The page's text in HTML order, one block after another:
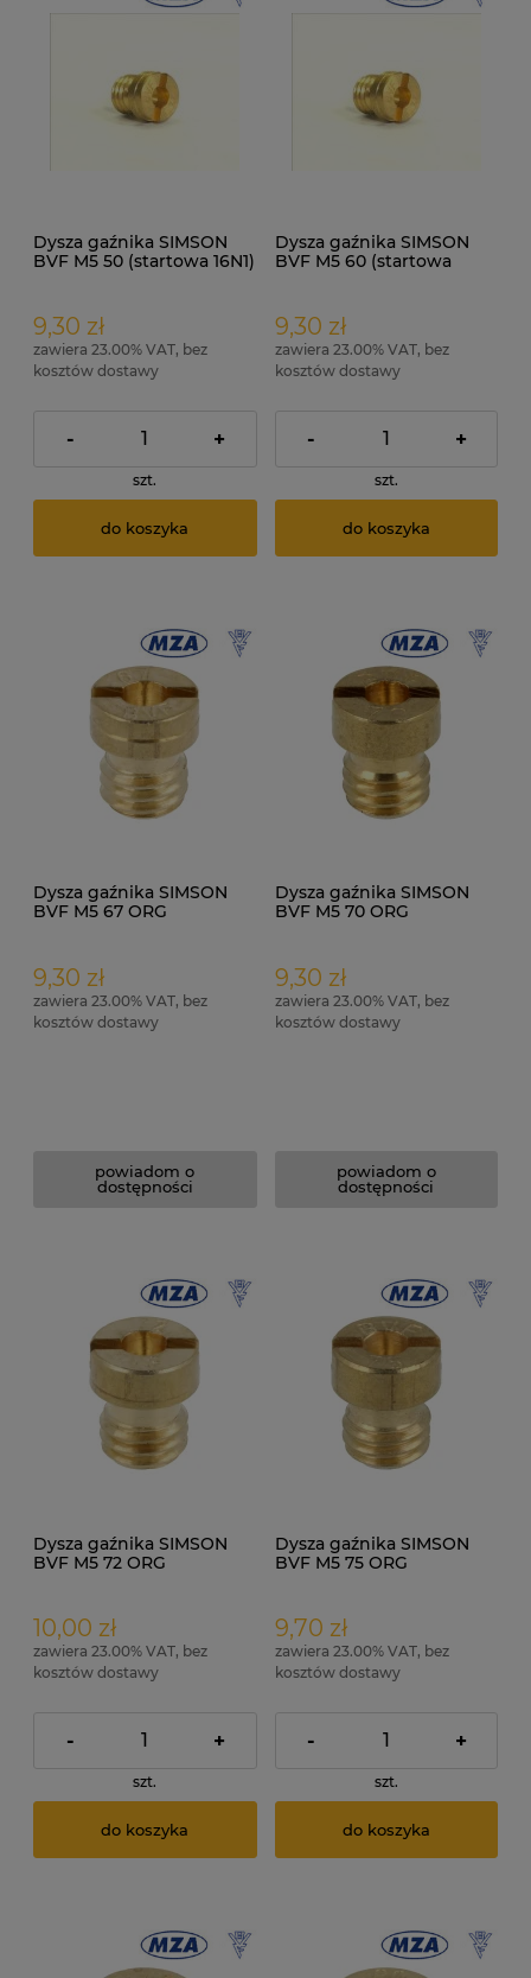
Dysza gaźnika SIMSON
BVF M5 50 (startowa 16N1)
9,30 zł
zawiera 23.00% VAT, bez
kosztów dostawy
- +
szt.
do koszyka
Dysza gaźnika SIMSON
BVF M5 60 (startowa
9,30 zł
zawiera 23.00% VAT, bez
kosztów dostawy
- +
szt.
do koszyka
Dysza gaźnika SIMSON
BVF M5 67 ORG
9,30 zł
zawiera 23.00% VAT, bez
kosztów dostawy
powiadom o
dostępności
Dysza gaźnika SIMSON
BVF M5 70 ORG
9,30 zł
zawiera 23.00% VAT, bez
kosztów dostawy
powiadom o
dostępności
Dysza gaźnika SIMSON
BVF M5 72 ORG
10,00 zł
zawiera 23.00% VAT, bez
kosztów dostawy
- +
szt.
do koszyka
Dysza gaźnika SIMSON
BVF M5 75 ORG
9,70 zł
zawiera 23.00% VAT, bez
kosztów dostawy
- +
szt.
do koszyka